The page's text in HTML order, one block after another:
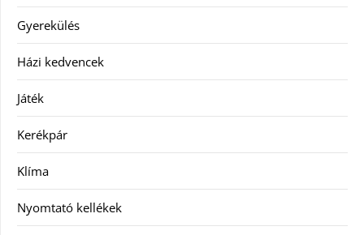
Gyerekülés
Házi kedvencek
Játék
Kerékpár
Klíma
Nyomtató kellékek